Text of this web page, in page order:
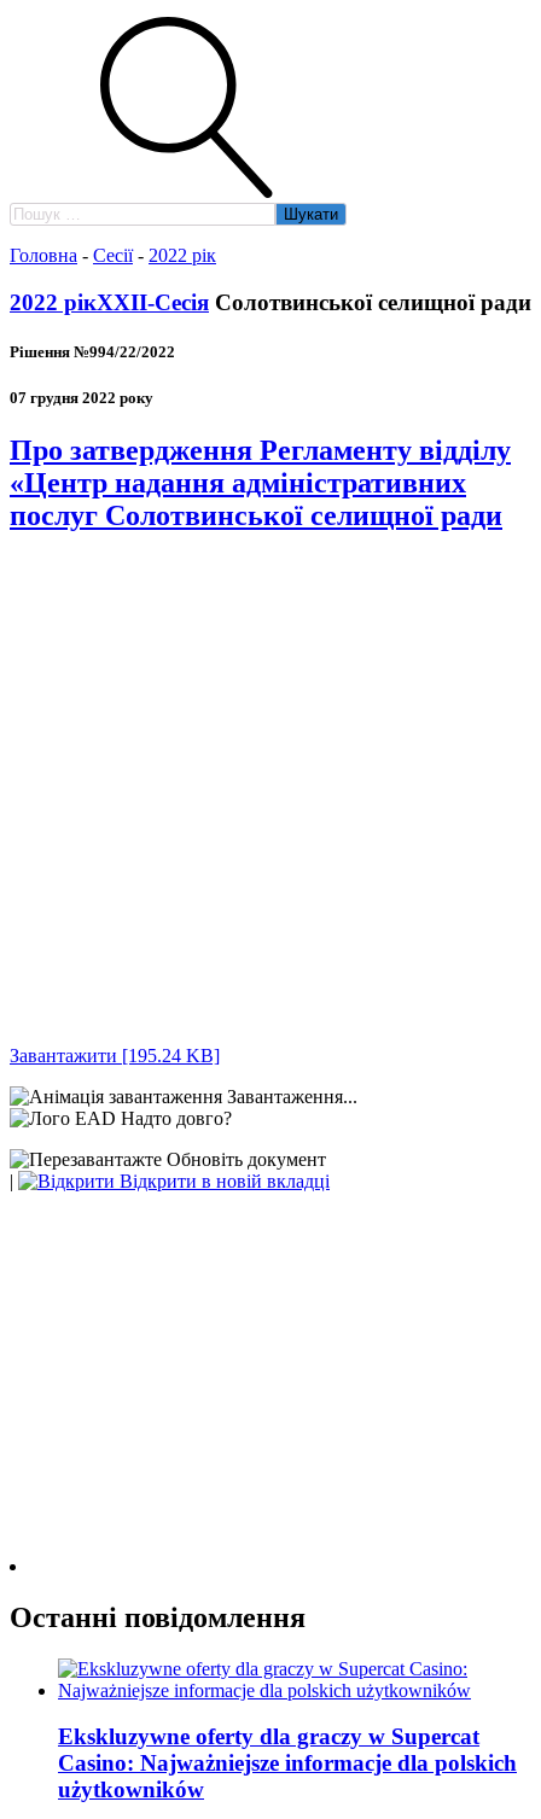
Пошук:
Головна - Сесії- 2022 рік
2022 рікXXII-Сесія Солотвинської селищної ради
Рішення №994/22/2022
07 грудня 2022 року
Про затвердження Регламенту відділу
«Центр надання адміністративних
послуг Солотвинської селищної ради
Завантажити [195.24 KB]
Завантаження...
Надто довго?
Обновіть документ
|
Відкрити в новій вкладці
Останні повідомлення
Ekskluzywne oferty dla graczy w Supercat
Casino: Najważniejsze informacje dla polskich
użytkowników